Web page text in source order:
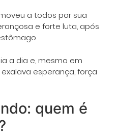
a todos por sua
e forte luta, após
a dia e, mesmo em
esperança, força
quem é